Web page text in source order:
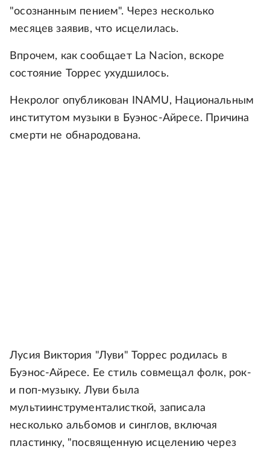
"осознанным пением". Через несколько
месяцев заявив, что исцелилась.
Впрочем, как сообщает La Nacion, вскоре
состояние Торрес ухудшилось.
Некролог опубликован INAMU, Национальным
институтом музыки в Буэнос-Айресе. Причина
смерти не обнародована.
Лусия Виктория "Луви" Торрес родилась в
Буэнос-Айресе. Ее стиль совмещал фолк, рок-
и поп-музыку. Луви была
мультиинструменталисткой, записала
несколько альбомов и синглов, включая
пластинку, "посвященную исцелению через